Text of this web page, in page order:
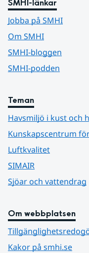
SMHI-länkar
Jobba på SMHI
Om SMHI
SMHI-bloggen
SMHI-podden
Teman
Havsmiljö i kust och
Kunskapscentrum
Luftkvalitet
SIMAIR
Sjöar och vattendrag
Om webbplatsen
Kakor på smhi.se